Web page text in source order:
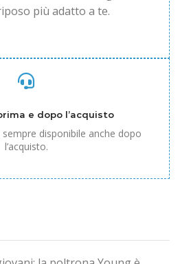
più adatto a te.
e dopo l’acquisto
disponibile anche dopo
l’acquisto.